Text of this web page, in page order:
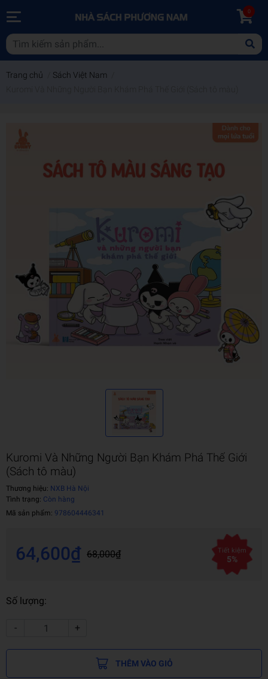
0
Trang chủ Sách Việt Nam
Kuromi Và Những Người Bạn Khám Phá Thế Giới
(Sách tô màu)
Thương hiệu: NXB Hà Nội
Tình trạng: Còn hàng
Mã sản phẩm: 978604446341
64,600₫ 68,000₫ Tiết kiệm
5%
Số lượng:
- +
THÊM VÀO GIỎ